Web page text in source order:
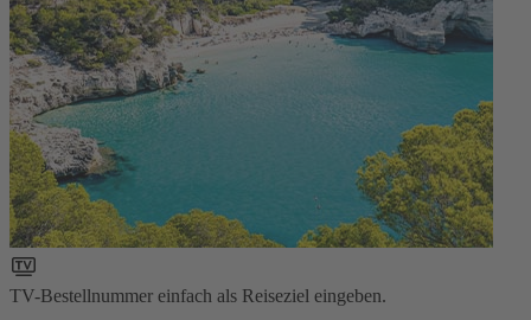
TV-Bestellnummer einfach als Reiseziel eingeben.